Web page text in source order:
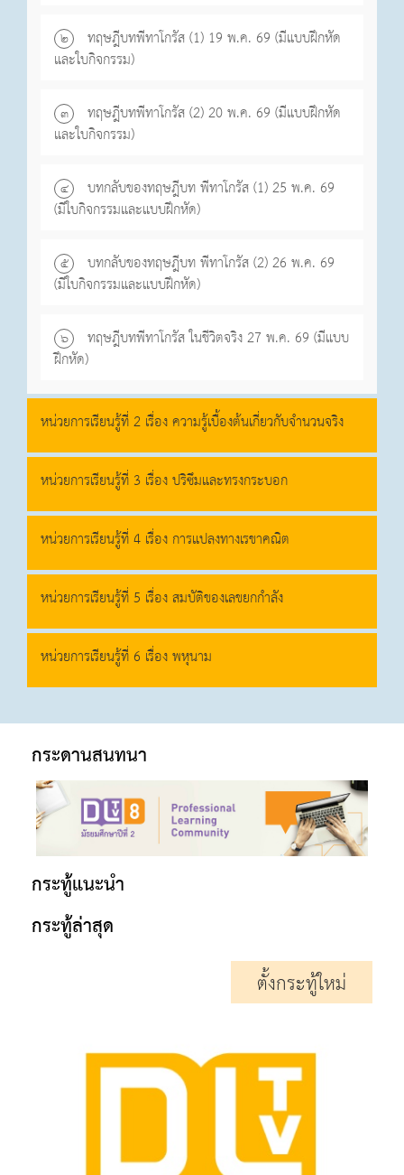
๒
ทฤษฎีบทพีทาโกรัส (1) 19 พ.ค. 69 (มีแบบฝึกหัด
และใบกิจกรรม)
๓
ทฤษฎีบทพีทาโกรัส (2) 20 พ.ค. 69 (มีแบบฝึกหัด
และใบกิจกรรม)
๔
บทกลับของทฤษฎีบท พีทาโกรัส (1) 25 พ.ค. 69
(มีใบกิจกรรมและแบบฝึกหัด)
๕
บทกลับของทฤษฎีบท พีทาโกรัส (2) 26 พ.ค. 69
(มีใบกิจกรรมและแบบฝึกหัด)
๖
ทฤษฎีบทพีทาโกรัส ในชีวิตจริง 27 พ.ค. 69 (มีแบบ
ฝึกหัด)
หน่วยการเรียนรู้ที่ 2 เรื่อง ความรู้เบื้องต้นเกี่ยวกับจำนวนจริง
หน่วยการเรียนรู้ที่ 3 เรื่อง ปริซึมและทรงกระบอก
หน่วยการเรียนรู้ที่ 4 เรื่อง การแปลงทางเรขาคณิต
หน่วยการเรียนรู้ที่ 5 เรื่อง สมบัติของเลขยกกำลัง
หน่วยการเรียนรู้ที่ 6 เรื่อง พหุนาม
กระดานสนทนา
กระทู้แนะนำ
กระทู้ล่าสุด
ตั้งกระทู้ใหม่